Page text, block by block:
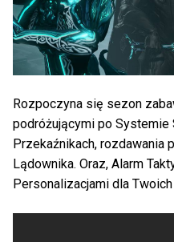
Rozpoczyna się sezon
podróżującymi po Systemie
Przekaźnikach, rozdawania
Lądownika. Oraz, Alarm
Personalizacjami dla